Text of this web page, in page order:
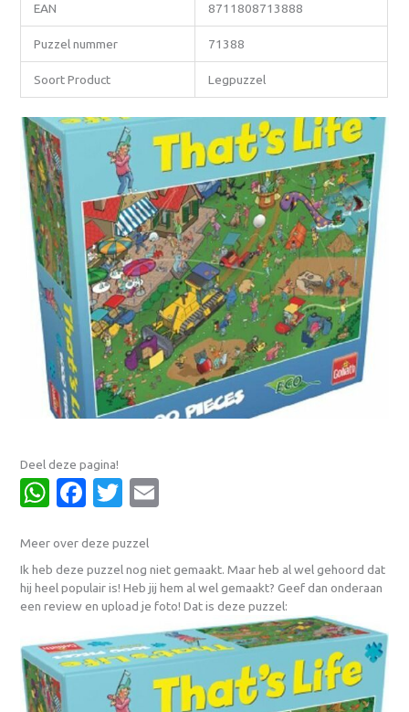
EAN 8711808713888
Puzzel nummer 71388
Soort Product Legpuzzel
Deel deze pagina!
WhatsApp
Facebook
Twitter
Meer over deze puzzel
Ik heb deze puzzel nog niet gemaakt. Maar heb al wel gehoord dat
hij heel populair is! Heb jij hem al wel gemaakt? Geef dan onderaan
een review en upload je foto! Dat is deze puzzel: